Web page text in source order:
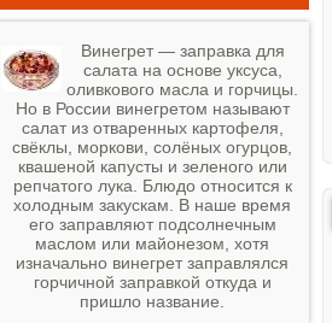
Винегрет — заправка для
салата на основе уксуса,
оливкового масла и горчицы.
Но в России винегретом называют
салат из отваренных картофеля,
свёклы, моркови, солёных огурцов,
квашеной капусты и зеленого или
репчатого лука. Блюдо относится к
холодным закускам. В наше время
его заправляют подсолнечным
маслом или майонезом, хотя
изначально винегрет заправлялся
горчичной заправкой откуда и
пришло название.